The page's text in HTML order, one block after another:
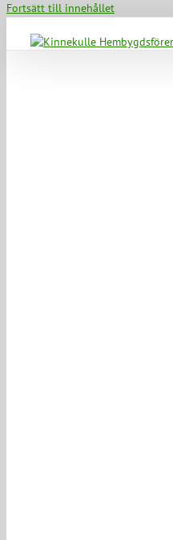
Fortsätt till innehållet